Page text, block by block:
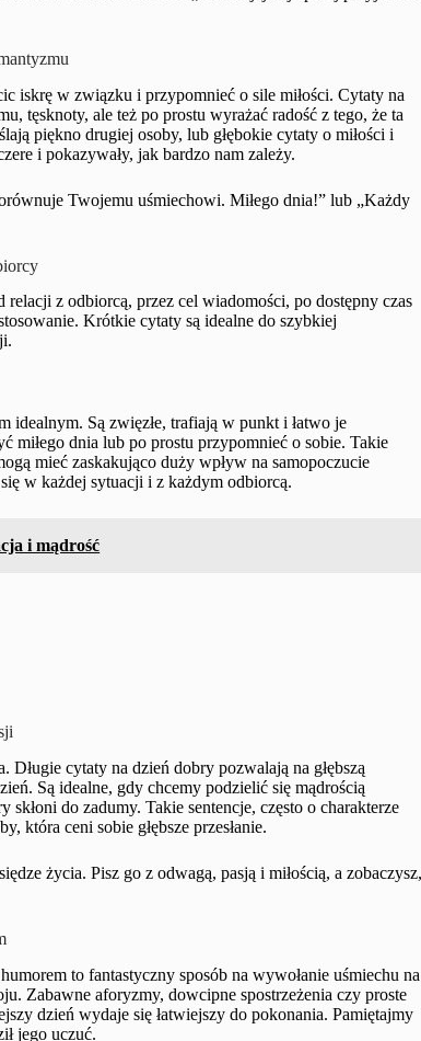
iskrę w związku i przypomnieć o sile miłości. Cytaty na
tęsknoty, ale też po prostu wyrażać radość z tego, że ta
piękno drugiej osoby, lub głębokie cytaty o miłości i
i pokazywały, jak bardzo nam zależy.
Twojemu uśmiechowi. Miłego dnia!” lub „Każdy
z odbiorcą, przez cel wiadomości, po dostępny czas
Krótkie cytaty są idealne do szybkiej
Są zwięzłe, trafiają w punkt i łatwo je
miłego dnia lub po prostu przypomnieć o sobie. Takie
mieć zaskakująco duży wpływ na samopoczucie
w każdej sytuacji i z każdym odbiorcą.
i mądrość
cytaty na dzień dobry pozwalają na głębszą
Są idealne, gdy chcemy podzielić się mądrością
do zadumy. Takie sentencje, często o charakterze
która ceni sobie głębsze przesłanie.
życia. Pisz go z odwagą, pasją i miłością, a
to fantastyczny sposób na wywołanie uśmiechu na
Zabawne aforyzmy, dowcipne spostrzeżenia czy proste
dzień wydaje się łatwiejszy do pokonania. Pamiętajmy
jego uczuć.